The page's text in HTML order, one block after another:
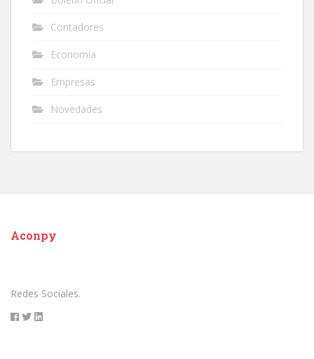
Contadores
Economía
Empresas
Novedades
Aconpy
Redes Sociales.